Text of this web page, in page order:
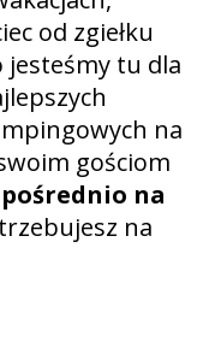
od zgiełku
jesteśmy tu dla
na
gościom
na
na